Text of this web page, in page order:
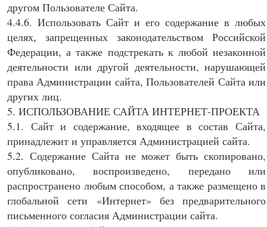
другом Пользователе Сайта.
4.4.6. Использовать Сайт и его содержание в любых
целях, запрещенных законодательством Российской
Федерации, а также подстрекать к любой незаконной
деятельности или другой деятельности, нарушающей
права Администрации сайта, Пользователей Сайта или
других лиц.
5. ИСПОЛЬЗОВАНИЕ САЙТА ИНТЕРНЕТ-ПРОЕКТА
5.1. Сайт и содержание, входящее в состав Сайта,
принадлежит и управляется Администрацией сайта.
5.2. Содержание Сайта не может быть скопировано,
опубликовано, воспроизведено, передано или
распространено любым способом, а также размещено в
глобальной сети «Интернет» без предварительного
письменного согласия Администрации сайта.